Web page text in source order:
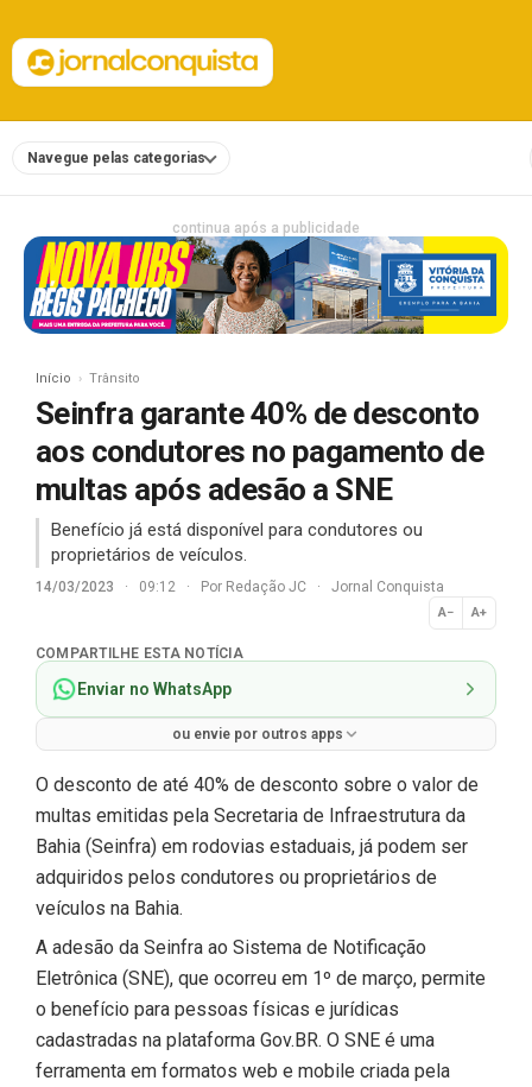
Navegue pelas categorias
continua após a publicidade
Início Trânsito
Seinfra garante 40% de desconto
aos condutores no pagamento de
multas após adesão a SNE
Benefício já está disponível para condutores ou
proprietários de veículos.
14/03/2023 · 09:12 · Por Redação JC · Jornal Conquista
A− A+
Normal
COMPARTILHE ESTA NOTÍCIA
Enviar no WhatsApp
ou envie por outros apps
O desconto de até 40% de desconto sobre o valor de
multas emitidas pela Secretaria de Infraestrutura da
Bahia (Seinfra) em rodovias estaduais, já podem ser
adquiridos pelos condutores ou proprietários de
veículos na Bahia.
A adesão da Seinfra ao Sistema de Notificação
Eletrônica (SNE), que ocorreu em 1º de março, permite
o benefício para pessoas físicas e jurídicas
cadastradas na plataforma Gov.BR. O SNE é uma
ferramenta em formatos web e mobile criada pela